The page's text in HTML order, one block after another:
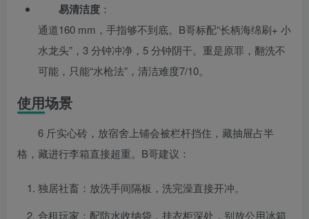
易清洁度 ：
通道160 mm，手指够不到底。B哥标配“长柄海绵刷+ 小
水龙头”，3 分钟冲净，5 分钟阴干。重是原罪，翻洗不
可能，只能“水枪法”，清洁难度7/10。
使用场景
6 斤实心砖，放宿舍上铺会被栏杆挡住，藏抽屉占半
格，藏进行李箱直接超重。B哥建议：
独居社畜：放洗手间隔板，洗完澡直接开冲。
合租玩家：配防水收纳袋，挂衣柜深处，别放公用冰箱